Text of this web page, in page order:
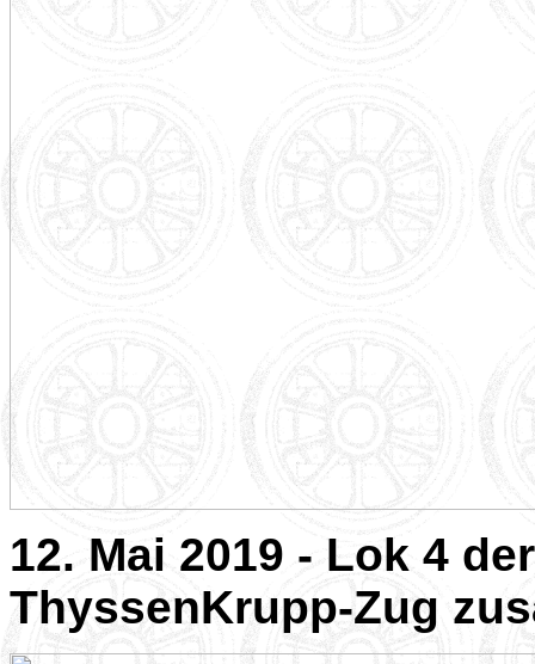
12. Mai 2019 - Lok 4
ThyssenKrupp-Zug